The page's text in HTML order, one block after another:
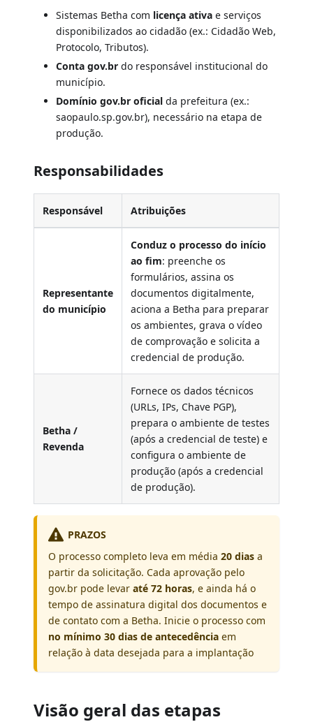
Sistemas Betha com licença ativa e serviços
disponibilizados ao cidadão (ex.: Cidadão Web,
Protocolo, Tributos).
Conta gov.br do responsável institucional do
município.
Domínio gov.br oficial da prefeitura (ex.:
saopaulo.sp.gov.br), necessário na etapa de
produção.
Responsabilidades
Responsável Atribuições
Representante
do município
Conduz o processo do início
ao fim: preenche os
formulários, assina os
documentos digitalmente,
aciona a Betha para preparar
os ambientes, grava o vídeo
de comprovação e solicita a
credencial de produção.
Betha /
Revenda
Fornece os dados técnicos
(URLs, IPs, Chave PGP),
prepara o ambiente de testes
(após a credencial de teste) e
configura o ambiente de
produção (após a credencial
de produção).
PRAZOS
O processo completo leva em média 20 dias a
partir da solicitação. Cada aprovação pelo
gov.br pode levar até 72 horas, e ainda há o
tempo de assinatura digital dos documentos e
de contato com a Betha. Inicie o processo com
no mínimo 30 dias de antecedência em
relação à data desejada para a implantação
Visão geral das etapas